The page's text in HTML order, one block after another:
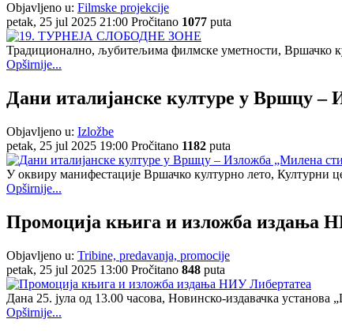
Objavljeno u: Filmske projekcije
petak, 25 jul 2025 21:00 Pročitano 1077 puta
Традиционално, љубитељима филмске уметности, Вршачко
Opširnije...
Дани италијанске културе у Вршцу –
Objavljeno u: Izložbe
petak, 25 jul 2025 19:00 Pročitano 1182 puta
У оквиру манифестације Вршачко културно лето, Културни
Opširnije...
Промоција књига и изложба издања
Objavljeno u: Tribine, predavanja, promocije
petak, 25 jul 2025 13:00 Pročitano 848 puta
Дана 25. јула од 13.00 часова, Новинско-издавачка
Opširnije...